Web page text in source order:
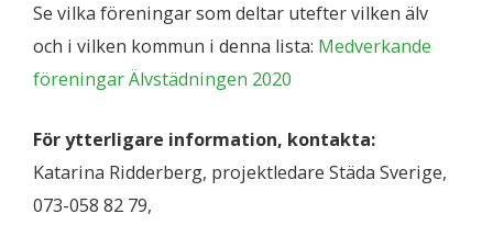
Se vilka föreningar som deltar utefter vilken älv
och i vilken kommun i denna lista: Medverkande
föreningar Älvstädningen 2020
För ytterligare information, kontakta:
Katarina Ridderberg, projektledare Städa Sverige,
073-058 82 79,